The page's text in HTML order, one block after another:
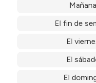
Mañana
El fin de
El
El
El